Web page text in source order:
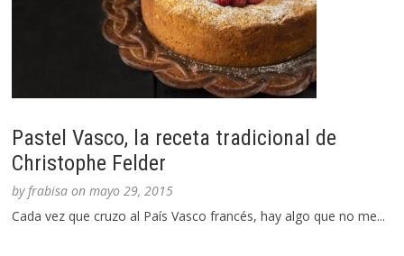
Pastel Vasco, la receta tradicional de
Christophe Felder
byfrabisa onmayo 29, 2015
Cada vez que cruzo al País Vasco francés, hay algo que no me...